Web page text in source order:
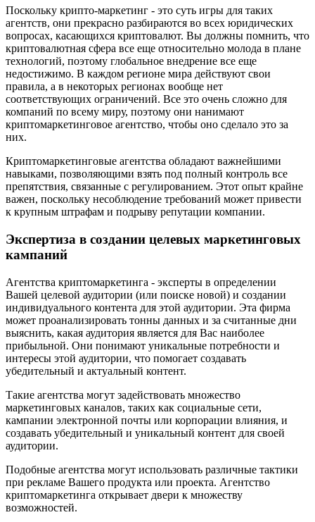
Поскольку крипто-маркетинг - это суть игры для таких
агентств, они прекрасно разбираются во всех юридических
вопросах, касающихся криптовалют. Вы должны помнить, что
криптовалютная сфера все еще относительно молода в плане
технологий, поэтому глобальное внедрение все еще
недостижимо. В каждом регионе мира действуют свои
правила, а в некоторых регионах вообще нет
соответствующих ограничений. Все это очень сложно для
компаний по всему миру, поэтому они нанимают
криптомаркетинговое агентство, чтобы оно сделало это за
них.
Криптомаркетинговые агентства обладают важнейшими
навыками, позволяющими взять под полный контроль все
препятствия, связанные с регулированием. Этот опыт крайне
важен, поскольку несоблюдение требований может привести
к крупным штрафам и подрыву репутации компании.
Экспертиза в создании целевых маркетинговых
кампаний
Агентства криптомаркетинга - эксперты в определении
Вашей целевой аудитории (или поиске новой) и создании
индивидуального контента для этой аудитории. Эта фирма
может проанализировать тонны данных и за считанные дни
выяснить, какая аудитория является для Вас наиболее
прибыльной. Они понимают уникальные потребности и
интересы этой аудитории, что помогает создавать
убедительный и актуальный контент.
Такие агентства могут задействовать множество
маркетинговых каналов, таких как социальные сети,
кампании электронной почты или корпорации влияния, и
создавать убедительный и уникальный контент для своей
аудитории.
Подобные агентства могут использовать различные тактики
при рекламе Вашего продукта или проекта. Агентство
криптомаркетинга открывает двери к множеству
возможностей.